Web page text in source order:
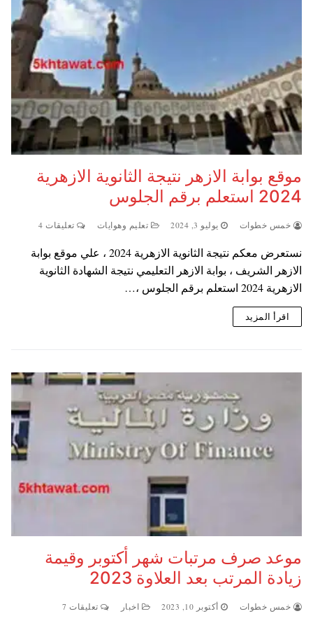
موقع بوابة الازهر نتيجة الثانوية الازهرية
2024 استعلم برقم الجلوس
خمس خطوات يوليو 3, 2024 تعليم وهوايات تعليقات 4
نستعرض معكم نتيجة الثانوية الازهرية 2024 ، علي موقع بوابة
الازهر الشريف ، بوابة الازهر التعليمي نتيجة الشهادة الثانوية
الازهرية 2024 استعلم برقم الجلوس ،…
اقرأ المزيد
موعد صرف مرتبات شهر أكتوبر وقيمة
زيادة المرتب بعد العلاوة 2023
خمس خطوات أكتوبر 10, 2023 اخبار تعليقات 7